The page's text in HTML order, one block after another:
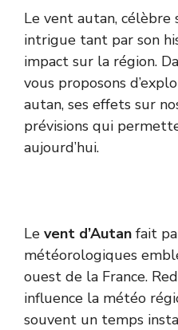
Le vent autan,
intrigue tant par son
impact sur la région.
vous proposons
autan, ses effets sur
prévisions qui
aujourd’hui.
Le vent d’Autan fait
météorologiques
ouest de la France.
influence la météo
souvent un temps